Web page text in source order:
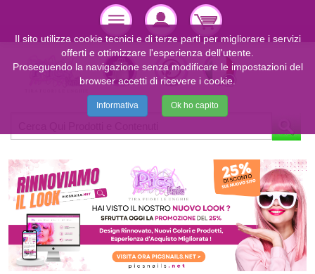
Il sito utilizza cookie tecnici e di terze parti per migliorare i servizi
offerti e ottimizzare l'esperienza dell'utente.
Proseguendo la navigazione senza modificare le impostazioni del
browser accetti di ricevere i cookie.
Informativa Ok ho capito